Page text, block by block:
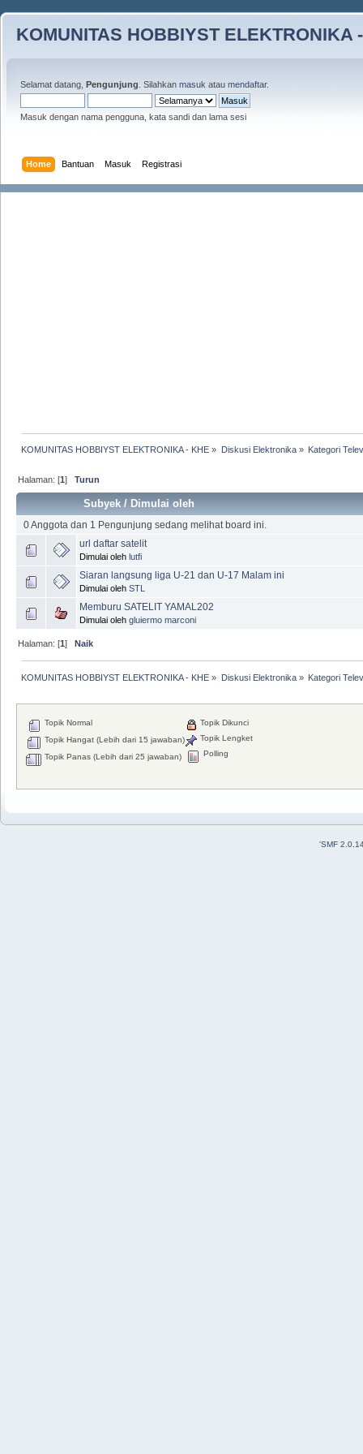
KOMUNITAS HOBBIYST ELEKTRONIKA
Selamat datang, Pengunjung . Silahkan masuk atau mendaftar.
Masuk dengan nama pengguna, kata sandi dan lama sesi
Home Bantuan Masuk Registrasi
KOMUNITAS HOBBIYST ELEKTRONIKA - KHE » Diskusi Elektronika» Kategori
Halaman: [1]Turun
Subyek /Dimulai oleh
0 Anggota dan 1 Pengunjung sedang melihat board ini.
url daftar satelit
Dimulai oleh lutfi
Siaran langsung liga U-21 dan U-17 Malam ini
Dimulai oleh STL
Memburu SATELIT YAMAL202
Dimulai oleh gluiermo marconi
Halaman: [1]Naik
KOMUNITAS HOBBIYST ELEKTRONIKA - KHE » Diskusi Elektronika» Kategori
Topik Normal
Topik Hangat (Lebih dari 15 jawaban)
Topik Panas (Lebih dari 25 jawaban)
Topik Dikunci
Topik Lengket
Polling
'SMF